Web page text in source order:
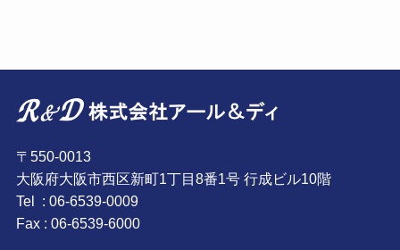
〒550-0013
大阪府大阪市西区新町1丁目8番1号 行成ビル10階
Tel : 06-6539-0009
Fax : 06-6539-6000